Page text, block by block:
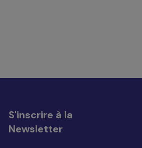
S'inscrire à la
Newsletter